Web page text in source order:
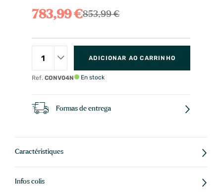
783,99 €853,99 €
Ref. CONV04N
ADICIONAR AO CARRINHO
En stock
Formas de entrega
Caractéristiques
Infos colis